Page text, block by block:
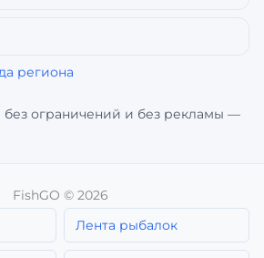
региона
без ограничений и без рекламы —
FishGO © 2026
Лента рыбалок